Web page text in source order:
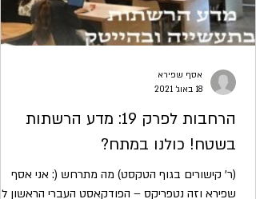
הרחבות לפרק 19: מדע הרשתות
בשטח! כולנו במתח?
(ר' קישורים בגוף הטקסט) מה מתרחש (: אני אסף
שפירא וזה נטפריקס – הפודקאסט העברי הראשון
אסף שפירא
18 באוג׳ 2021